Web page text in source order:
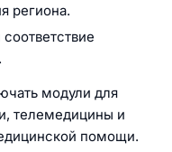
региона.
модули для
телемедицины и
помощи.